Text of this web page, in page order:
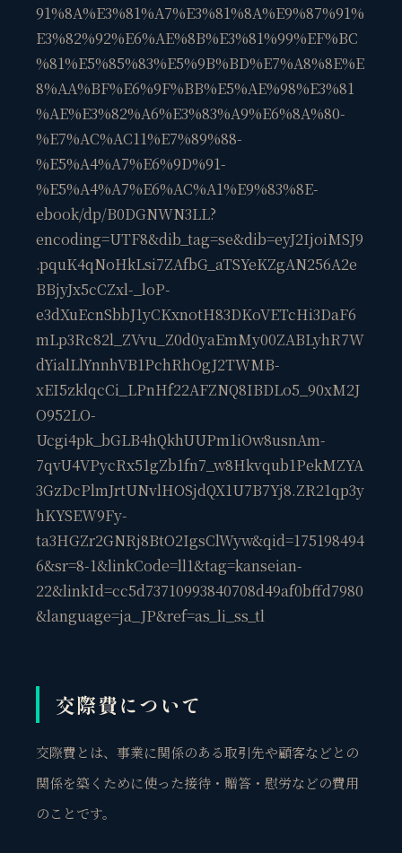
91%8A%E3%81%A7%E3%81%8A%E9%87%91%
E3%82%92%E6%AE%8B%E3%81%99%EF%BC
%81%E5%85%83%E5%9B%BD%E7%A8%8E%E
8%AA%BF%E6%9F%BB%E5%AE%98%E3%81
%AE%E3%82%A6%E3%83%A9%E6%8A%80-
%E7%AC%AC11%E7%89%88-
%E5%A4%A7%E6%9D%91-
%E5%A4%A7%E6%AC%A1%E9%83%8E-
ebook/dp/B0DGNWN3LL?
encoding=UTF8&dib_tag=se&dib=eyJ2IjoiMSJ9
.pquK4qNoHkLsi7ZAfbG_aTSYeKZgAN256A2e
BBjyJx5cCZxl-_loP-
e3dXuEcnSbbJ1yCKxnotH83DKoVETcHi3DaF6
mLp3Rc82l_ZVvu_Z0d0yaEmMy00ZABLyhR7W
dYialLlYnnhVB1PchRhOgJ2TWMB-
xEI5zklqcCi_LPnHf22AFZNQ8IBDLo5_90xM2J
O952LO-
Ucgi4pk_bGLB4hQkhUUPm1iOw8usnAm-
7qvU4VPycRx51gZb1fn7_w8Hkvqub1PekMZYA
3GzDcPlmJrtUNvlHOSjdQX1U7B7Yj8.ZR21qp3y
hKYSEW9Fy-
ta3HGZr2GNRj8BtO2IgsClWyw&qid=175198494
6&sr=8-1&linkCode=ll1&tag=kanseian-
22&linkId=cc5d73710993840708d49af0bffd7980
&language=ja_JP&ref=as_li_ss_tl
交際費について
交際費とは、事業に関係のある取引先や顧客などとの
関係を築くために使った接待・贈答・慰労などの費用
のことです。